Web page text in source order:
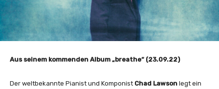
Aus seinem kommenden Album „breathe“ (23.09.22)
Der weltbekannte Pianist und Komponist Chad Lawson legt ein